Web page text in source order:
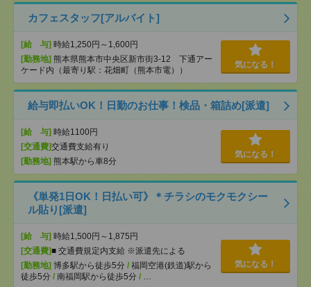
カフェスタッフ[アルバイト]
[給 与] 時給1,250円～1,600円
[勤務地] 熊本県熊本市中央区新市街3-12 下通アー
ケード内（最寄り駅：花畑町（熊本市電））
気になる！
給与即払いOK！日勤のお仕事！検品・箱詰め[派遣]
[給 与] 時給1100円
[交通費]交通費支給有り
[勤務地] 熊本駅から車8分
気になる！
《単発1日OK！日払い可》＊チラシのモクモクシー
ル貼り[派遣]
[給 与] 時給1,500円～1,875円
[交通費]■ 交通費規定内支給 ※派遣先による
[勤務地] 博多駅から徒歩5分 / 福岡空港(鉄道)駅から
徒歩5分 / 南福岡駅から徒歩5分 / …
気になる！